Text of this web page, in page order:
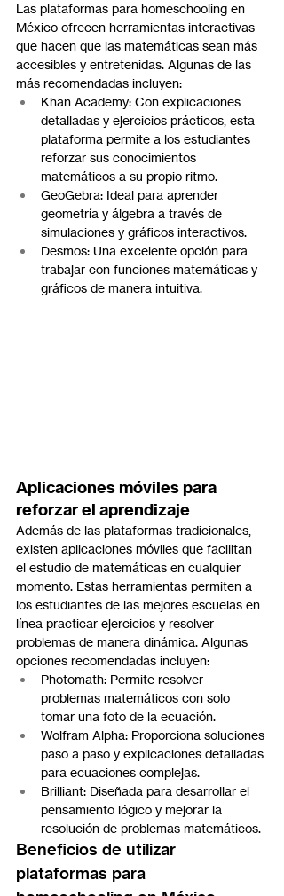
Las plataformas para homeschooling en
México ofrecen herramientas interactivas
que hacen que las matemáticas sean más
accesibles y entretenidas. Algunas de las
más recomendadas incluyen:
Khan Academy: Con explicaciones
detalladas y ejercicios prácticos, esta
plataforma permite a los estudiantes
reforzar sus conocimientos
matemáticos a su propio ritmo.
GeoGebra: Ideal para aprender
geometría y álgebra a través de
simulaciones y gráficos interactivos.
Desmos: Una excelente opción para
trabajar con funciones matemáticas y
gráficos de manera intuitiva.
Aplicaciones móviles para
reforzar el aprendizaje
Además de las plataformas tradicionales,
existen aplicaciones móviles que facilitan
el estudio de matemáticas en cualquier
momento. Estas herramientas permiten a
los estudiantes de las mejores escuelas en
línea practicar ejercicios y resolver
problemas de manera dinámica. Algunas
opciones recomendadas incluyen:
Photomath: Permite resolver
problemas matemáticos con solo
tomar una foto de la ecuación.
Wolfram Alpha: Proporciona soluciones
paso a paso y explicaciones detalladas
para ecuaciones complejas.
Brilliant: Diseñada para desarrollar el
pensamiento lógico y mejorar la
resolución de problemas matemáticos.
Beneficios de utilizar
plataformas para